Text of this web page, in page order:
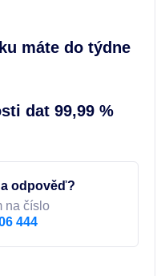
máte do týdne
dat 99,99 %
odpověď?
na číslo
444